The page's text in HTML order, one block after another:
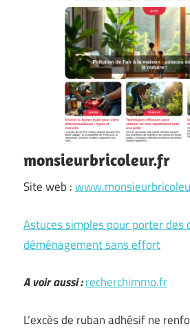
monsieurbricoleur.fr
Site web :
Astuces simples pour porter des
déménagement sans effort
A voir aussi :recherchimmo.fr
L’excès de ruban adhésif ne